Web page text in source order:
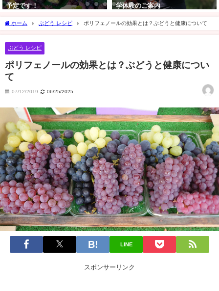
学体験のご案内
07/31/2018
ホーム ぶどう レシピ ポリフェノールの効果とは？ぶどうと健康について
ぶどう レシピ
ポリフェノールの効果とは？ぶどうと健康につい
て
07/12/2019 06/25/2025
LINE
スポンサーリンク